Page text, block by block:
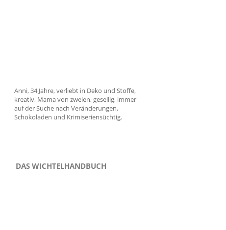
Anni, 34 Jahre, verliebt in Deko und Stoffe,
kreativ, Mama von zweien, gesellig, immer
auf der Suche nach Veränderungen,
Schokoladen und Krimiseriensüchtig.
DAS WICHTELHANDBUCH